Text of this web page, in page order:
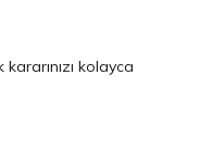
kolayca